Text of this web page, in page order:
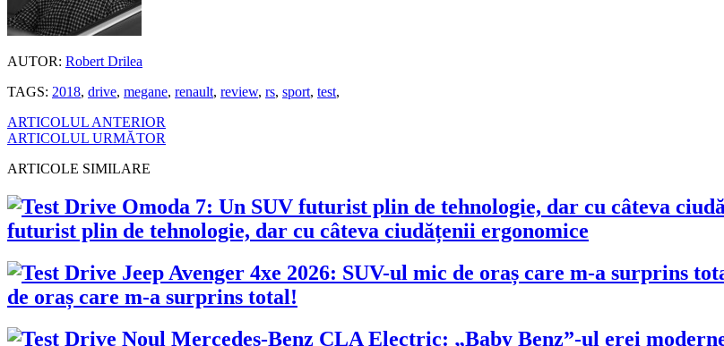
AUTOR: Robert Drilea
TAGS: 2018, drive, megane, renault, review, rs, sport, test,
ARTICOLUL ANTERIOR
ARTICOLUL URMĂTOR
ARTICOLE SIMILARE
futurist plin de tehnologie, dar cu câteva ciudățenii ergonomice
de oraș care m-a surprins total!